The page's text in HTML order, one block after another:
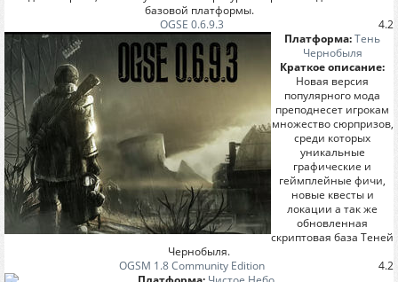
базовой платформы.
4.2
OGSE 0.6.9.3
Платформа:Тень
Чернобыля
Краткое описание:
Новая версия
популярного мода
преподнесет игрокам
множество сюрпризов,
среди которых
уникальные
графические и
геймплейные фичи,
новые квесты и
локации а так же
обновленная
скриптовая база Теней
Чернобыля.
4.2
OGSM 1.8 Community Edition